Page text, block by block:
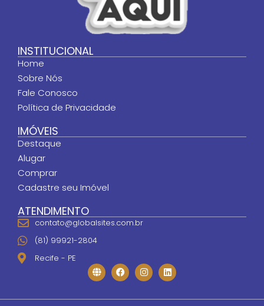
INSTITUCIONAL
Home
Sobre Nós
Fale Conosco
Política de Privacidade
IMÓVEIS
Destaque
Alugar
Comprar
Cadastre seu Imóvel
ATENDIMENTO
contato@globalsites.com.br
(81) 99921-2804
Recife - PE